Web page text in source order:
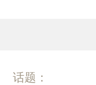
话题：